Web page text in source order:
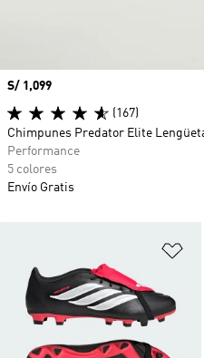
Precio
S/ 1,099
(167)
Chimpunes Predator Elite
Performance
5 colores
Envío Gratis